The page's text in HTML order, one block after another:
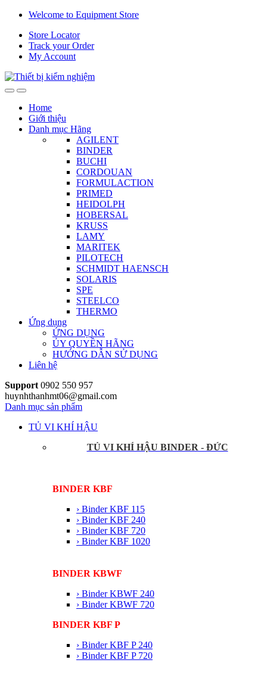
Skip
navigation
Skip
content
Welcome to Equipment Store
Store Locator
Track your Order
My Account
Home
Giới thiệu
Danh mục Hãng
AGILENT
BINDER
BUCHI
CORDOUAN
FORMULACTION
PRIMED
HEIDOLPH
HOBERSAL
KRUSS
LAMY
MARITEK
PILOTECH
SCHMIDT HAENSCH
SOLARIS
SPE
STEELCO
THERMO
Ứng dụng
ỨNG DỤNG
ỦY QUYỀN HÃNG
HƯỚNG DẪN SỬ DỤNG
Liên hệ
Support 0902 550 957
huynhthanhmt06@gmail.com
Danh mục sản phẩm
TỦ VI KHÍ HẬU
TỦ VI KHÍ HẬU BINDER - ĐỨC
BINDER KBF
› Binder KBF 115
› Binder KBF 240
› Binder KBF 720
› Binder KBF 1020
BINDER KBWF
› Binder KBWF 240
› Binder KBWF 720
BINDER KBF P
› Binder KBF P 240
› Binder KBF P 720